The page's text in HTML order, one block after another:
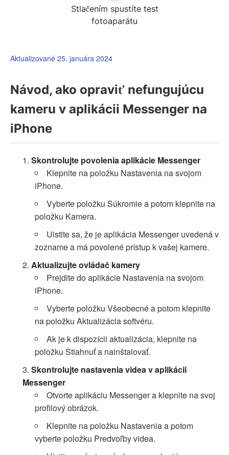
Stlačením spustíte test
fotoaparátu
Aktualizované 25. januára 2024
Návod, ako opraviť nefungujúcu
kameru v aplikácii Messenger na
iPhone
Skontrolujte povolenia aplikácie Messenger
Klepnite na položku Nastavenia na svojom
iPhone.
Vyberte položku Súkromie a potom klepnite na
položku Kamera.
Uistite sa, že je aplikácia Messenger uvedená v
zozname a má povolené prístup k vašej kamere.
Aktualizujte ovládač kamery
Prejdite do aplikácie Nastavenia na svojom
iPhone.
Vyberte položku Všeobecné a potom klepnite
na položku Aktualizácia softvéru.
Ak je k dispozícii aktualizácia, klepnite na
položku Stiahnuť a nainštalovať.
Skontrolujte nastavenia videa v aplikácii
Messenger
Otvorte aplikáciu Messenger a klepnite na svoj
profilový obrázok.
Klepnite na položku Nastavenia a potom
vyberte položku Predvoľby videa.